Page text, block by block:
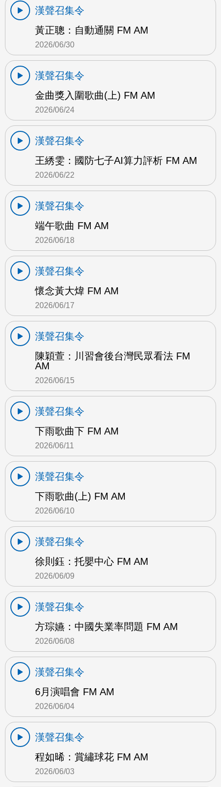
漢聲召集令
黃正聰：自動通關 FM AM
2026/06/30
漢聲召集令
金曲獎入圍歌曲(上) FM AM
2026/06/24
漢聲召集令
王綉雯：國防七子AI算力評析 FM AM
2026/06/22
漢聲召集令
端午歌曲 FM AM
2026/06/18
漢聲召集令
懷念黃大煒 FM AM
2026/06/17
漢聲召集令
陳穎萱：川習會後台灣民眾看法 FM
AM
2026/06/15
漢聲召集令
下雨歌曲下 FM AM
2026/06/11
漢聲召集令
下雨歌曲(上) FM AM
2026/06/10
漢聲召集令
徐則鈺：托嬰中心 FM AM
2026/06/09
漢聲召集令
方琮嬿：中國失業率問題 FM AM
2026/06/08
漢聲召集令
6月演唱會 FM AM
2026/06/04
漢聲召集令
程如晞：賞繡球花 FM AM
2026/06/03